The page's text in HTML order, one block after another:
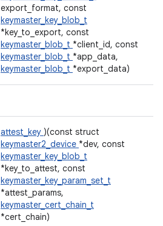
export_format, const
keymaster_key_blob_t
*key_to_export, const
keymaster_blob_t *client_id, const
keymaster_blob_t *app_data,
keymaster_blob_t *export_data)
attest_key )(const struct
keymaster2_device *dev, const
keymaster_key_blob_t
*key_to_attest, const
keymaster_key_param_set_t
*attest_params,
keymaster_cert_chain_t
*cert_chain)